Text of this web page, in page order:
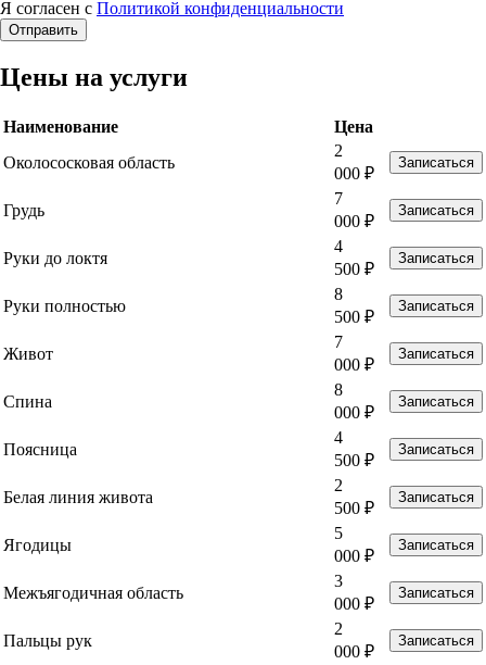
Я согласен с Политикой конфиденциальности
Отправить
Цены на услуги
Наименование
Цена
Околососковая область
2
000 ₽
Записаться
Грудь
7
000 ₽
Записаться
Руки до локтя
4
500 ₽
Записаться
Руки полностью
8
500 ₽
Записаться
Живот
7
000 ₽
Записаться
Спина
8
000 ₽
Записаться
Поясница
4
500 ₽
Записаться
Белая линия живота
2
500 ₽
Записаться
Ягодицы
5
000 ₽
Записаться
Межъягодичная область
3
000 ₽
Записаться
Пальцы рук
2
000 ₽
Записаться